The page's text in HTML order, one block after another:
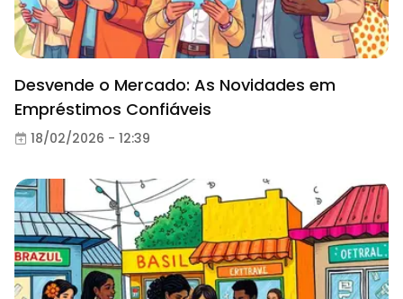
Desvende o Mercado: As Novidades em
Empréstimos Confiáveis
18/02/2026 - 12:39